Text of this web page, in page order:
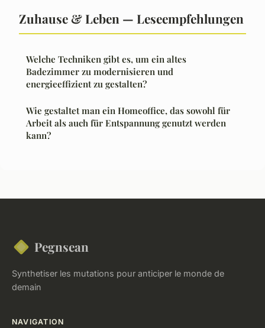
Zuhause & Leben — Leseempfehlungen
Welche Techniken gibt es, um ein altes
Badezimmer zu modernisieren und
energieeffizient zu gestalten?
Wie gestaltet man ein Homeoffice, das sowohl für
Arbeit als auch für Entspannung genutzt werden
kann?
Pegnsean
Synthetiser les mutations pour anticiper le monde de
demain
NAVIGATION